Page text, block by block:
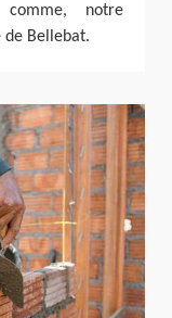
notre
de Bellebat.